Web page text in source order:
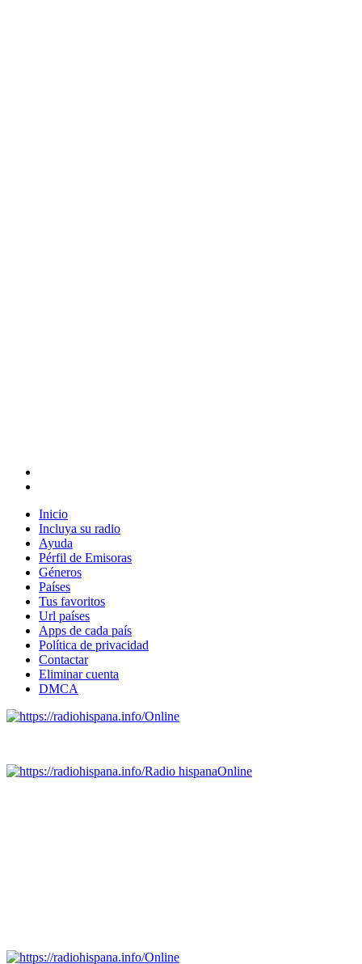
Inicio
Incluya su radio
Ayuda
Pérfil de Emisoras
Géneros
Países
Tus favoritos
Url países
Apps de cada país
Política de privacidad
Contactar
Eliminar cuenta
DMCA
Online
Radio hispanaOnline
Online